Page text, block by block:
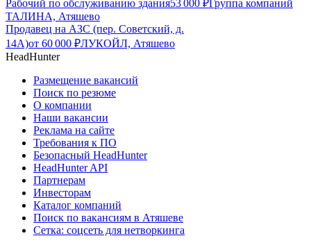
Рабочий по обслуживанию здания53 000 ₽Группа компаний
ТАЛИНА, Атяшево
Продавец на АЗС (пер. Советский, д.
14А)от 60 000 ₽ЛУКОЙЛ, Атяшево
HeadHunter
Размещение вакансий
Поиск по резюме
О компании
Наши вакансии
Реклама на сайте
Требования к ПО
Безопасный HeadHunter
HeadHunter API
Партнерам
Инвесторам
Каталог компаний
Поиск по вакансиям в Атяшеве
Сетка: соцсеть для нетворкинга